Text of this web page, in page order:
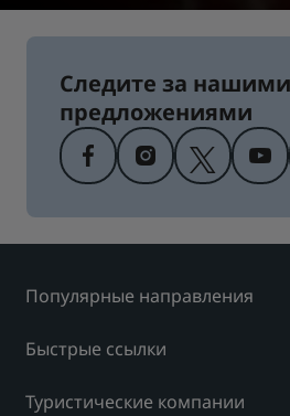
Следите за нашими
предложениями
Популярные направления
Быстрые ссылки
Туристические компании